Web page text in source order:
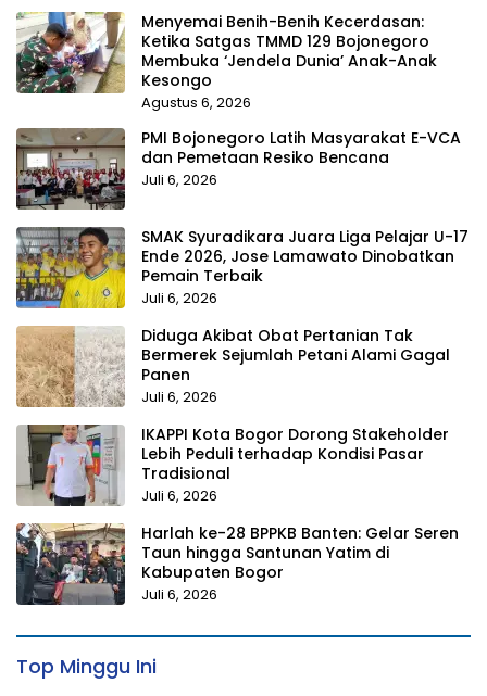
Menyemai Benih-Benih Kecerdasan:
Ketika Satgas TMMD 129 Bojonegoro
Membuka ‘Jendela Dunia’ Anak-Anak
Kesongo
Agustus 6, 2026
PMI Bojonegoro Latih Masyarakat E-VCA
dan Pemetaan Resiko Bencana
Juli 6, 2026
SMAK Syuradikara Juara Liga Pelajar U-17
Ende 2026, Jose Lamawato Dinobatkan
Pemain Terbaik
Juli 6, 2026
Diduga Akibat Obat Pertanian Tak
Bermerek Sejumlah Petani Alami Gagal
Panen
Juli 6, 2026
IKAPPI Kota Bogor Dorong Stakeholder
Lebih Peduli terhadap Kondisi Pasar
Tradisional
Juli 6, 2026
Harlah ke-28 BPPKB Banten: Gelar Seren
Taun hingga Santunan Yatim di
Kabupaten Bogor
Juli 6, 2026
Top Minggu Ini